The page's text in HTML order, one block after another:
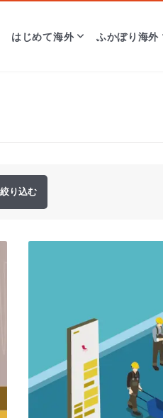
はじめて海外 ふかぼり海外